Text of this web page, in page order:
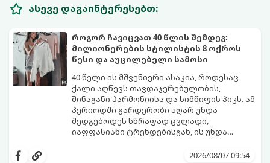
ასევე დაგაინტერესებთ:
როგორ ჩავიცვათ 40 წლის შემდეგ:
მილიონერების სტილისტის 8 ოქროს
წესი და აუცილებელი სამოსი
40 წელი ის მშვენიერი ასაკია, როდესაც
ქალი აღწევს თავდაჯერებულობის,
შინაგანი ჰარმონიისა და სიმწიფის პიკს. ამ
პერიოდში გარდერობი აღარ უნდა
შედგებოდეს სწრაფად ცვლადი,
იაფფასიანი ტრენდებისგან, ის უნდა
რომელიც მილიონერებსა და2026/08/07 09:54